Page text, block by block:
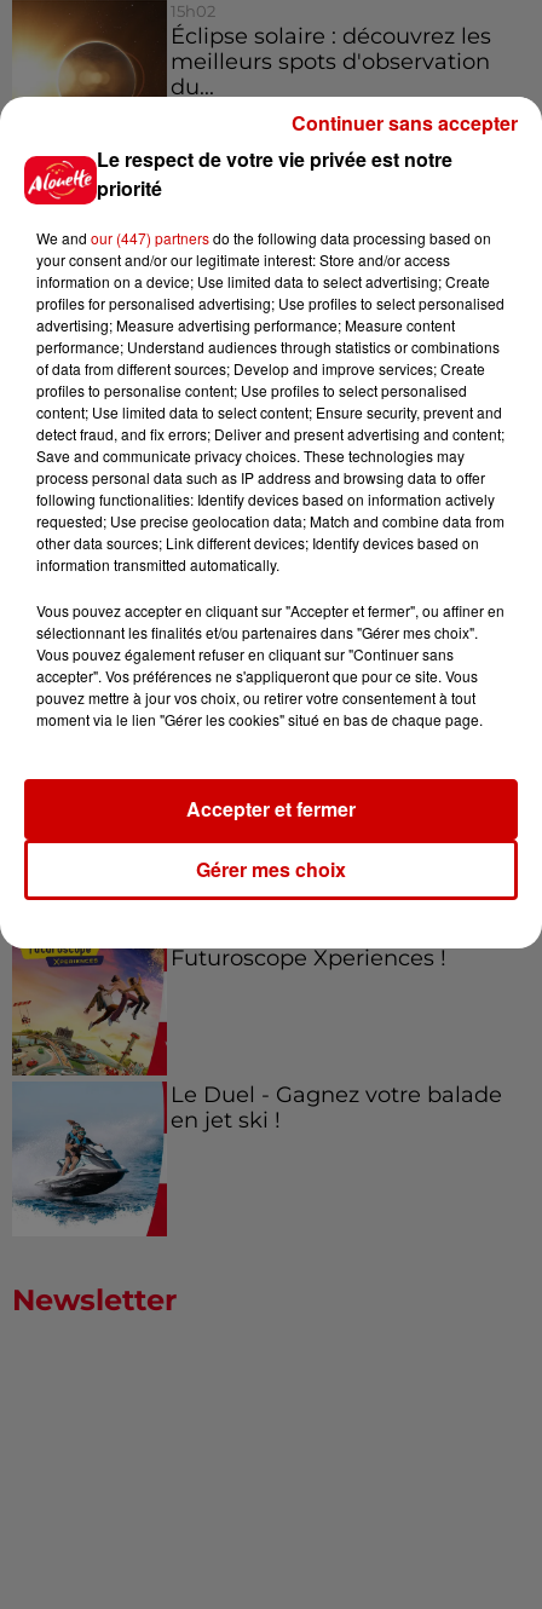
15h02
Éclipse solaire : découvrez les
meilleurs spots d'observation
du...
11h01
10h10
Duralex : trois repreneurs
potentiels
Jeux Voir plus
Gagnez vos places pour le
Festival du Roi Arthur 2026 !
Musée du Sport Automobile au
Mans !
Futuroscope Xperiences !
Le Duel - Gagnez votre balade
en jet ski !
Newsletter
Le respect de votre vie privée est notre
priorité
We and our (447) partnersdo the following data processing based on
your consent and/or our legitimate interest: Store and/or access
information on a device; Use limited data to select advertising; Create
profiles for personalised advertising; Use profiles to select personalised
advertising; Measure advertising performance; Measure content
performance; Understand audiences through statistics or combinations
of data from different sources; Develop and improve services; Create
profiles to personalise content; Use profiles to select personalised
content; Use limited data to select content; Ensure security, prevent and
detect fraud, and fix errors; Deliver and present advertising and content;
Save and communicate privacy choices. These technologies may
process personal data such as IP address and browsing data to offer
following functionalities: Identify devices based on information actively
requested; Use precise geolocation data; Match and combine data from
other data sources; Link different devices; Identify devices based on
information transmitted automatically.
Vous pouvez accepter en cliquant sur "Accepter et fermer", ou affiner en
sélectionnant les finalités et/ou partenaires dans "Gérer mes choix".
Vous pouvez également refuser en cliquant sur "Continuer sans
accepter". Vos préférences ne s'appliqueront que pour ce site. Vous
pouvez mettre à jour vos choix, ou retirer votre consentement à tout
moment via le lien "Gérer les cookies" situé en bas de chaque page.
Gérer mes choix
Accepter et fermer
Continuer sans accepter